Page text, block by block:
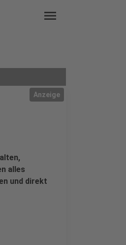
menu
Anzeige
alles
und direkt